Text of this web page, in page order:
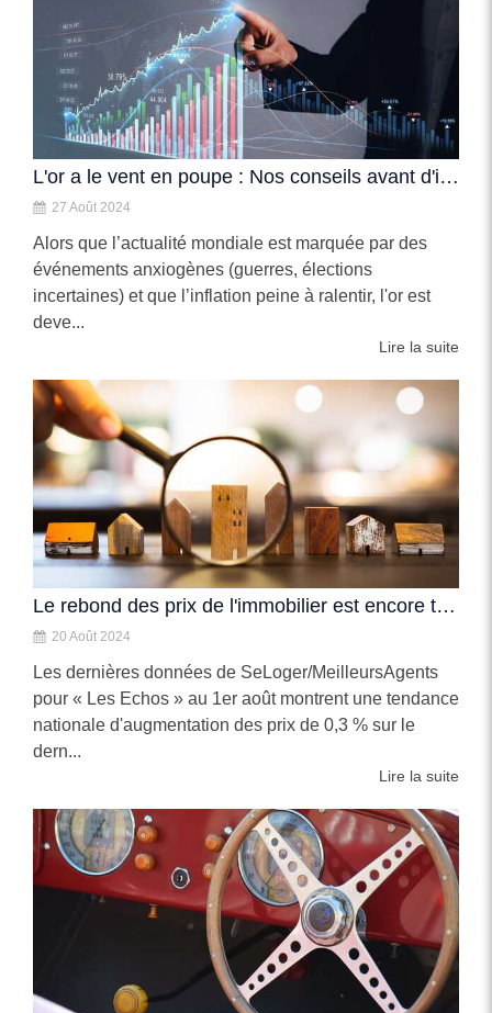
L'or a le vent en poupe : Nos conseils avant d'investir
27 Août 2024
Alors que l’actualité mondiale est marquée par des
événements anxiogènes (guerres, élections
incertaines) et que l’inflation peine à ralentir, l'or est
deve...
Lire la suite
Le rebond des prix de l'immobilier est encore timide, mais il se confirme
20 Août 2024
Les dernières données de SeLoger/MeilleursAgents
pour « Les Echos » au 1er août montrent une tendance
nationale d'augmentation des prix de 0,3 % sur le
dern...
Lire la suite